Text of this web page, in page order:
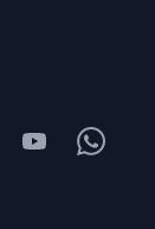
YoutubeWhatsapp